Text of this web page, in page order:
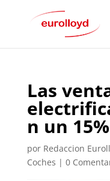
Las
n un
por Redaccion
Coches | 0